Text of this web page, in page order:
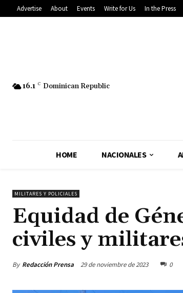
Advertise About Events Write for Us In the Press
16.1 C Dominican Republic
HOME NACIONALES
MILITARES Y POLICIALES
Equidad de
civiles y
By Redacción Prensa 29 de noviembre de 2023 0